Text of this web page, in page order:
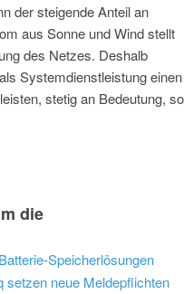
der steigende Anteil an
aus Sonne und Wind stellt
des Netzes. Deshalb
Systemdienstleistung einen
stetig an Bedeutung, so
die
Speicherlösungen
neue Meldepflichten